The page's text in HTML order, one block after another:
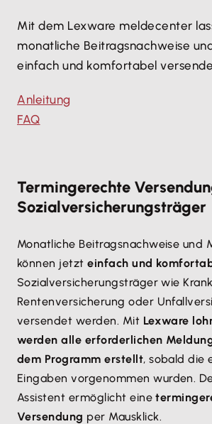
Mit dem Lexware meldecenter
monatliche Beitragsnachweise
einfach und komfortabel
Anleitung
FAQ
Termingerechte
Sozialversicherungsträger
Monatliche Beitragsnachweise und
können jetzteinfach und
Sozialversicherungsträger wie
Rentenversicherung oder
versendet werden. Mit Lexware
werden alle erforderlichen
dem Programm erstellt, sobald die
Eingaben vorgenommen wurden.
Assistent ermöglicht eine
Versendung per Mausklick.